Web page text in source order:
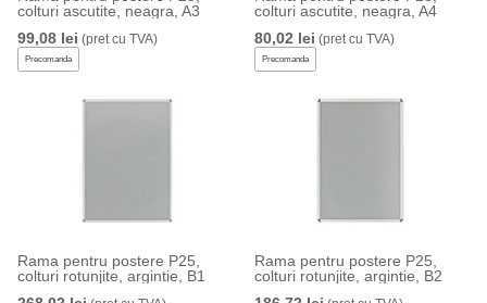
colturi ascutite, neagra, A3
99,08 lei (pret cu TVA)
Precomanda
colturi ascutite, neagra, A4
80,02 lei (pret cu TVA)
Precomanda
Rama pentru postere P25,
colturi rotunjite, argintie, B1
Rama pentru postere P25,
colturi rotunjite, argintie, B2